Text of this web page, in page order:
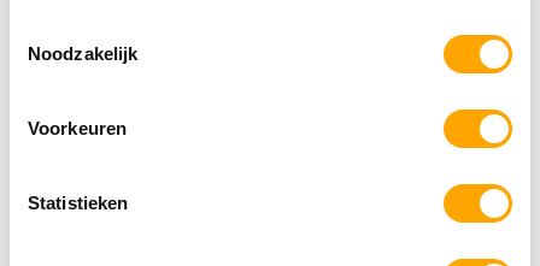
Noodzakelijk
Voorkeuren
Statistieken
BF Petfood MEAT BARS LAM